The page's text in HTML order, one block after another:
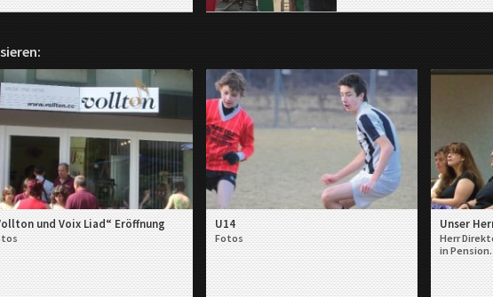
und Voix Liad“ Eröffnung U14
Fotos
Unser
Herr
in Pension.